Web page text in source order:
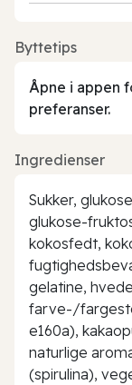
Byttetips
Åpne i appen
preferanser.
Ingredienser
Sukker,
glukose-
kokosfedt,
gelatine,
farve-/
e160a),
naturlige
(spirulina),